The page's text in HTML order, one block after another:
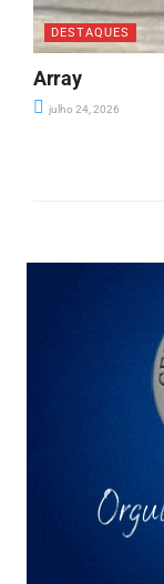
DESTAQUES
Array
julho 24, 2026